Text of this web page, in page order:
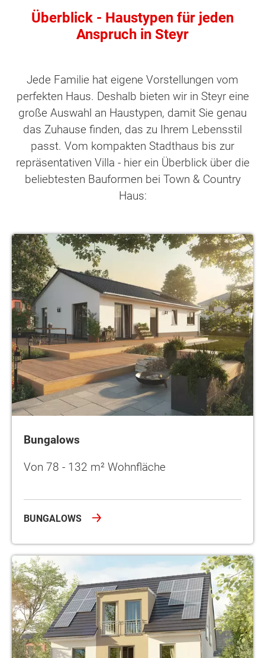
Überblick - Haustypen für jeden
Anspruch in Steyr
Jede Familie hat eigene Vorstellungen vom
perfekten Haus. Deshalb bieten wir in Steyr eine
große Auswahl an Haustypen, damit Sie genau
das Zuhause finden, das zu Ihrem Lebensstil
passt. Vom kompakten Stadthaus bis zur
repräsentativen Villa - hier ein Überblick über die
beliebtesten Bauformen bei Town & Country
Haus:
Bungalows
Von 78 - 132 m² Wohnfläche
BUNGALOWS